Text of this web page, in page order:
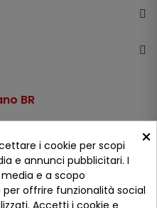
BR
×
i cookie per scopi
e annunci pubblicitari. I
e a scopo
offrire funzionalità social